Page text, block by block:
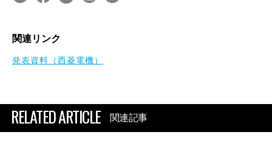
関連リンク
発表資料（西菱電機）
RELATED ARTICLE 関連記事